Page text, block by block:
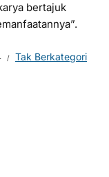
bertajuk
Tak Berkategori